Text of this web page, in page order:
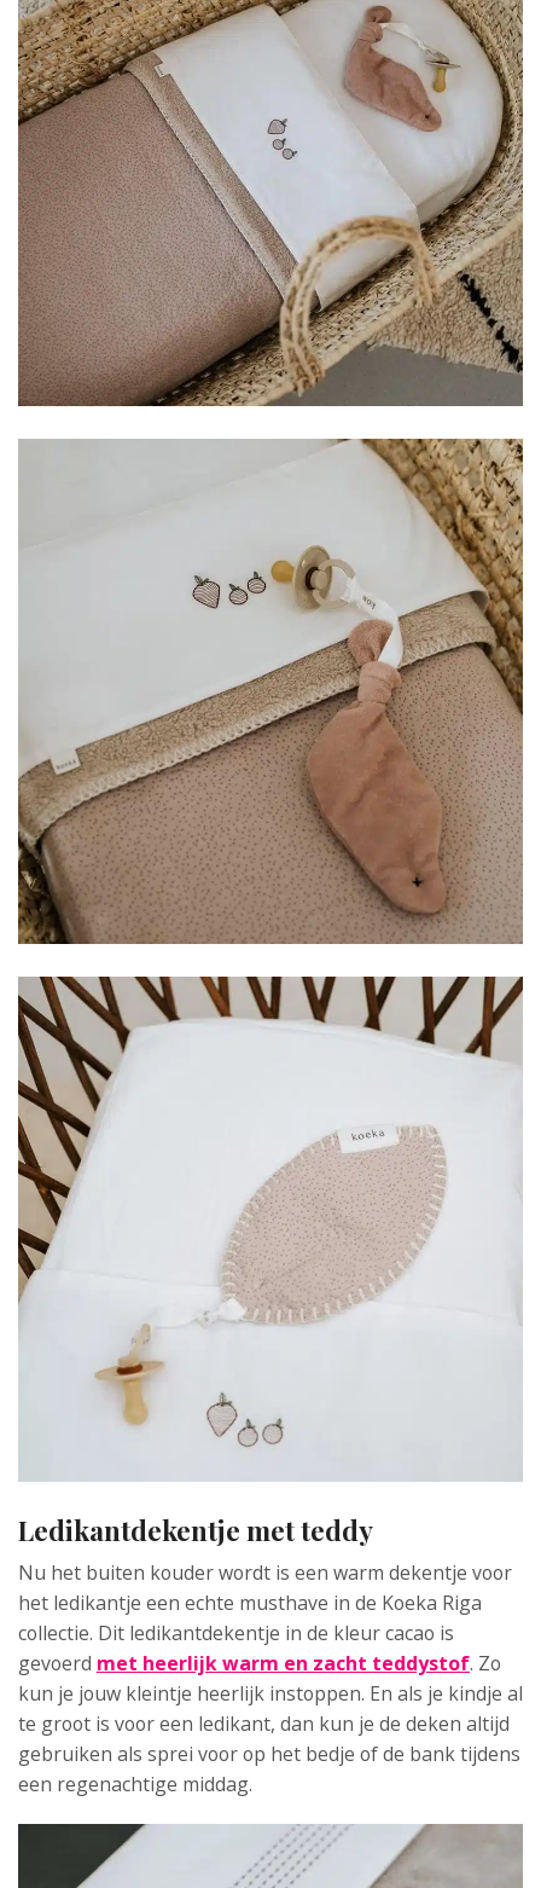
Ledikantdekentje met teddy
Nu het buiten kouder wordt is een warm dekentje voor
het ledikantje een echte musthave in de Koeka Riga
collectie. Dit ledikantdekentje in de kleur cacao is
gevoerd met heerlijk warm en zacht teddystof. Zo
kun je jouw kleintje heerlijk instoppen. En als je kindje al
te groot is voor een ledikant, dan kun je de deken altijd
gebruiken als sprei voor op het bedje of de bank tijdens
een regenachtige middag.